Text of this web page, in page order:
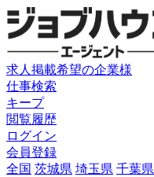
求人掲載希望の企業様
仕事検索
キープ
閲覧履歴
ログイン
会員登録
全国 茨城県 埼玉県 千葉県